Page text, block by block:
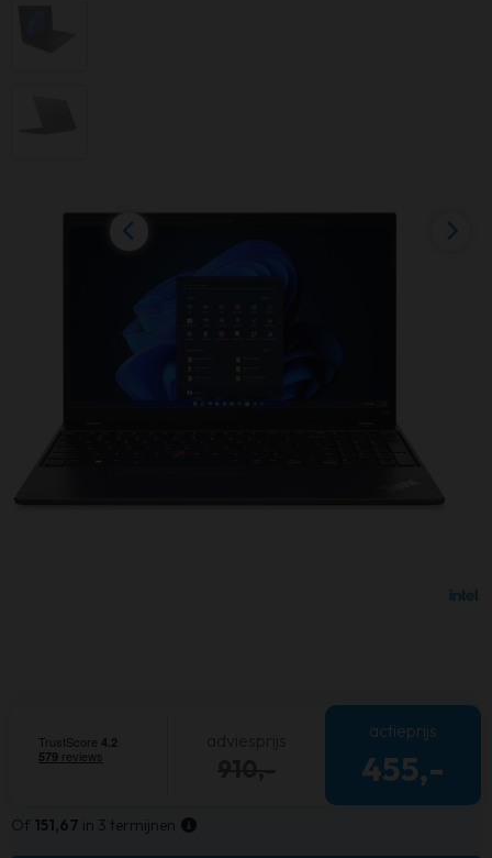
actieprijs
455,-
Of 151,67 in 3 termijnen